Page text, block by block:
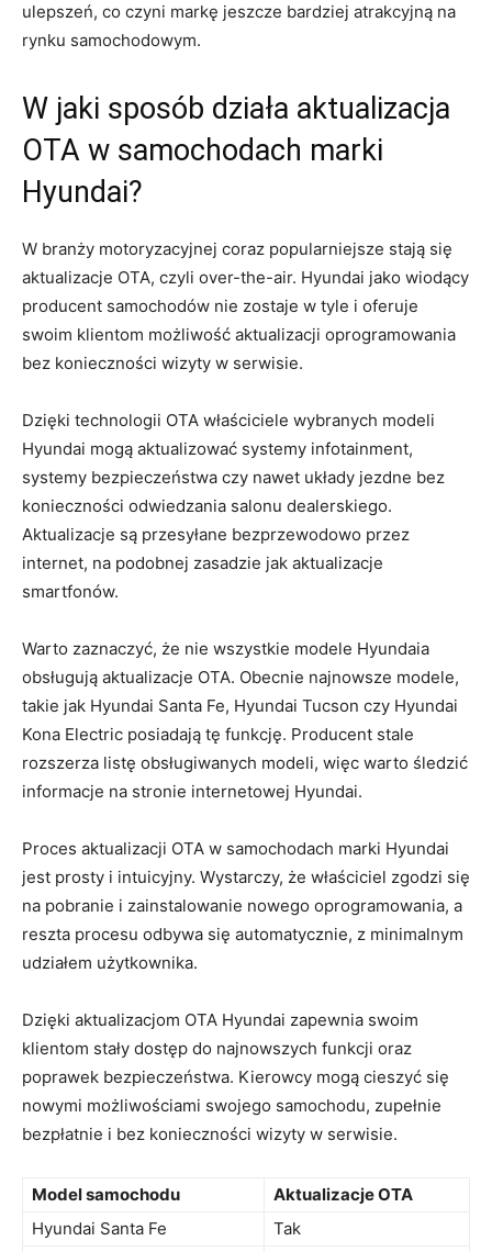
ulepszeń,‌ co czyni markę jeszcze bardziej atrakcyjną na
rynku samochodowym.
W jaki sposób działa aktualizacja⁢
OTA w samochodach marki
Hyundai?
W branży motoryzacyjnej⁢ coraz ⁢popularniejsze stają się
aktualizacje OTA,‍ czyli over-the-air. Hyundai jako wiodący
producent samochodów nie zostaje ‍w tyle i oferuje
swoim klientom możliwość aktualizacji oprogramowania
bez konieczności wizyty w serwisie.
Dzięki technologii OTA właściciele wybranych modeli
‌Hyundai mogą aktualizować systemy ‍infotainment,
systemy bezpieczeństwa czy nawet układy jezdne bez
konieczności odwiedzania salonu ​dealerskiego.
Aktualizacje są przesyłane bezprzewodowo ​przez
internet, na podobnej zasadzie jak⁢ aktualizacje
smartfonów.
Warto zaznaczyć, że nie wszystkie modele Hyundaia
obsługują aktualizacje OTA. Obecnie​ najnowsze modele,
takie jak Hyundai ⁤Santa Fe, Hyundai ‌Tucson czy Hyundai
Kona‌ Electric posiadają‌ tę ‍funkcję. ⁤Producent stale‍
rozszerza listę obsługiwanych ​modeli, więc warto śledzić
informacje‍ na stronie internetowej Hyundai.
Proces⁤ aktualizacji OTA w samochodach marki Hyundai
jest prosty i intuicyjny. Wystarczy, że właściciel zgodzi się
na pobranie i ‍zainstalowanie nowego oprogramowania, a
reszta procesu odbywa się automatycznie, z minimalnym
udziałem użytkownika.
Dzięki aktualizacjom OTA Hyundai​ zapewnia swoim
klientom stały dostęp do najnowszych⁢ funkcji ⁢oraz
poprawek bezpieczeństwa.‌ Kierowcy mogą​ cieszyć się‍
nowymi możliwościami ⁢swojego samochodu, ⁢zupełnie
bezpłatnie i bez konieczności wizyty w serwisie.
Model samochodu
Aktualizacje OTA
Hyundai Santa Fe
Tak